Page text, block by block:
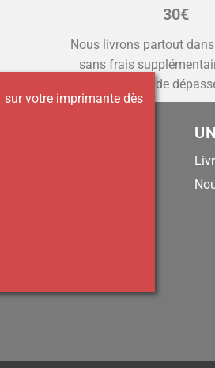
30€
Nous livrons partout
sans frais
commande
sur votre imprimante dès